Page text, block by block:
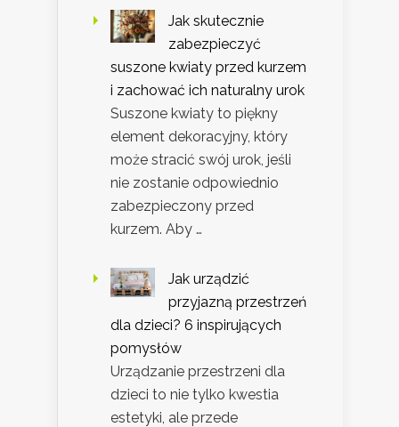
Jak skutecznie
zabezpieczyć
suszone kwiaty przed kurzem
i zachować ich naturalny urok
Suszone kwiaty to piękny
element dekoracyjny, który
może stracić swój urok, jeśli
nie zostanie odpowiednio
zabezpieczony przed
kurzem. Aby …
Jak urządzić
przyjazną przestrzeń
dla dzieci? 6 inspirujących
pomysłów
Urządzanie przestrzeni dla
dzieci to nie tylko kwestia
estetyki, ale przede